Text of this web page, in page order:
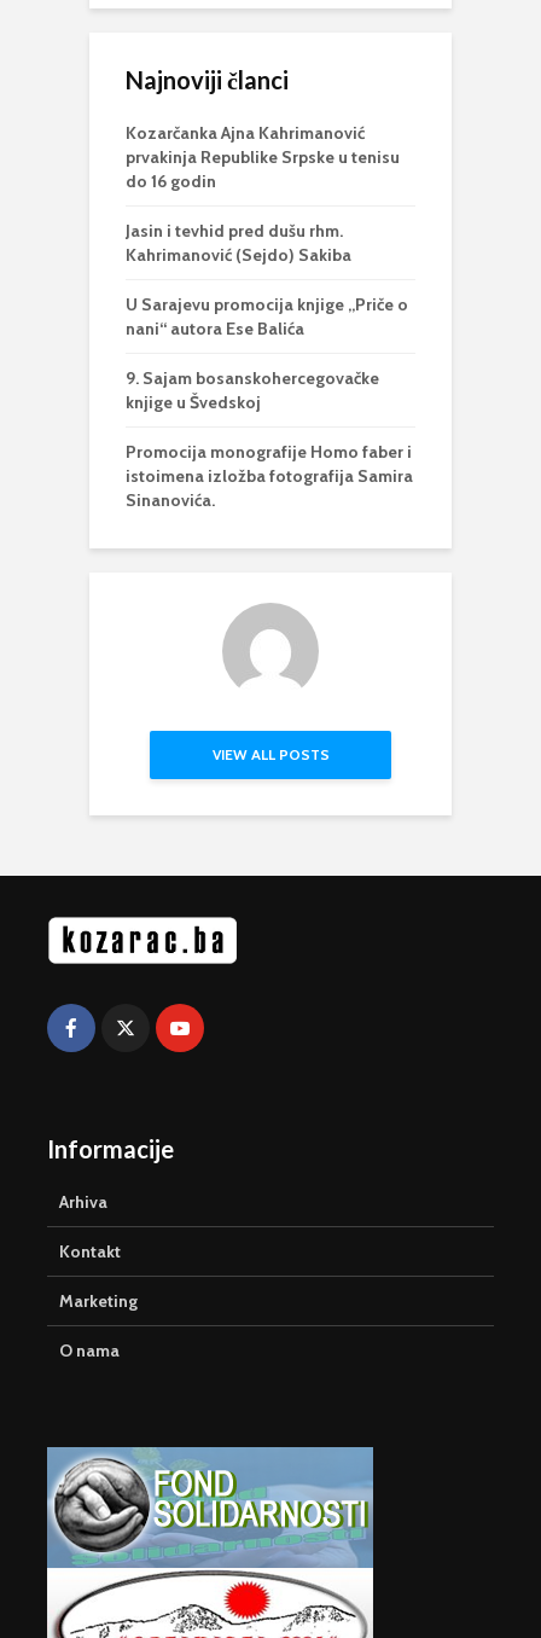
Najnoviji članci
Kozarčanka Ajna Kahrimanović
prvakinja Republike Srpske u tenisu
do 16 godin
Jasin i tevhid pred dušu rhm.
Kahrimanović (Sejdo) Sakiba
U Sarajevu promocija knjige „Priče o
nani“ autora Ese Balića
9. Sajam bosanskohercegovačke
knjige u Švedskoj
Promocija monografije Homo faber i
istoimena izložba fotografija Samira
Sinanovića.
VIEW ALL POSTS
Informacije
Arhiva
Kontakt
Marketing
O nama